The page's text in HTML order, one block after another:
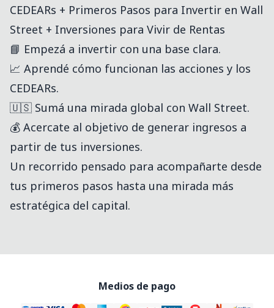
CEDEARs + Primeros Pasos para Invertir en Wall
Street + Inversiones para Vivir de Rentas
📘 Empezá a invertir con una base clara.
📈 Aprendé cómo funcionan las acciones y los
CEDEARs.
🇺🇸 Sumá una mirada global con Wall Street.
💰 Acercate al objetivo de generar ingresos a
partir de tus inversiones.
Un recorrido pensado para acompañarte desde
tus primeros pasos hasta una mirada más
estratégica del capital.
Medios de pago